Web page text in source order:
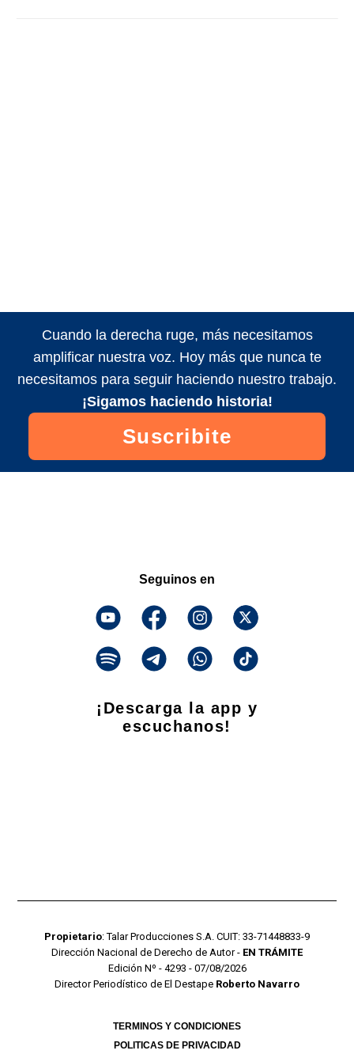
Cuando la derecha ruge, más necesitamos
amplificar nuestra voz. Hoy más que nunca te
necesitamos para seguir haciendo nuestro trabajo.
¡Sigamos haciendo historia!
Suscribite
Seguinos en
¡Descarga la app y
escuchanos!
Propietario: Talar Producciones S.A. CUIT: 33-71448833-9
Dirección Nacional de Derecho de Autor - EN TRÁMITE
Edición Nº - 4293 - 07/08/2026
Director Periodístico de El Destape Roberto Navarro
TERMINOS Y CONDICIONES
POLITICAS DE PRIVACIDAD